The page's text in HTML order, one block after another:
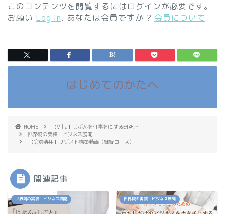
このコンテンツを閲覧するにはログインが必要です。
お願い Log In. あなたは会員ですか ? 会員について
はじめてのかたへ
HOME
【Villa】じぶんを仕事をにする研究室
世界観の実装・ビジネス展開
【会員専用】リザスト構築動画（継続コース）
関連記事
世界観の実装・ビジネス展開 世界観の実装・ビジネス展開